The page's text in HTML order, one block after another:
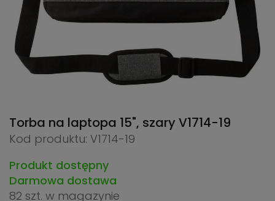
Torba na laptopa 15", szaryV1714-19
Kod produktu: V1714-19
Produkt dostępny
Darmowa dostawa
82 szt. w magazynie